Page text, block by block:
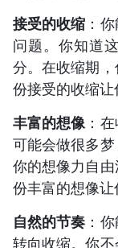
接受的收缩 ：
问题。你知道
分。在收缩期
份接受的收缩让
丰富的想像：
可能会做很多梦
你的想像力自
份丰富的想像让
自然的节奏 ：
转向收缩。你